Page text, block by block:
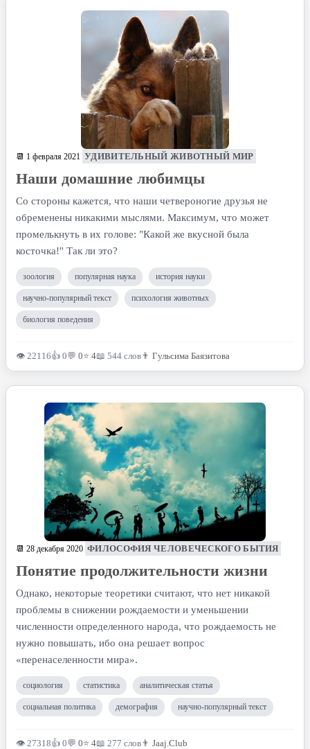
📆 1 февраля 2021 УДИВИТЕЛЬНЫЙ ЖИВОТНЫЙ МИР
Наши домашние любимцы
Со стороны кажется, что наши четвероногие друзья не
обременены никакими мыслями. Максимум, что может
промелькнуть в их голове: "Какой же вкусной была
косточка!" Так ли это?
зоология популярная наука история науки
научно-популярный текст психология животных
биология поведения
👁 22116👍 0💬 0⭐ 4📖 544 слов 👨 Гульсима Баязитова
📆 28 декабря 2020 ФИЛОСОФИЯ ЧЕЛОВЕЧЕСКОГО БЫТИЯ
Понятие продолжительности жизни
Однако, некоторые теоретики считают, что нет никакой
проблемы в снижении рождаемости и уменьшении
численности определенного народа, что рождаемость не
нужно повышать, ибо она решает вопрос
«перенаселенности мира».
социология статистика аналитическая статья
социальная политика демография научно-популярный текст
👁 27318👍 0💬 0⭐ 4📖 277 слов 👨 Jaaj.Club